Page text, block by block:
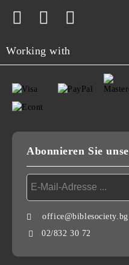
Working with
Abonnieren Sie
office@biblesociety.bg
02/832 30 72